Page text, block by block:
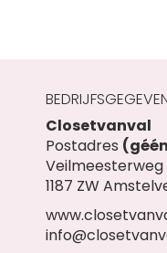
Closetvanval
Postadres
Veilmeesterweg
1187 ZW